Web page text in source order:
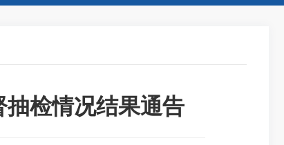
抽检情况结果通告